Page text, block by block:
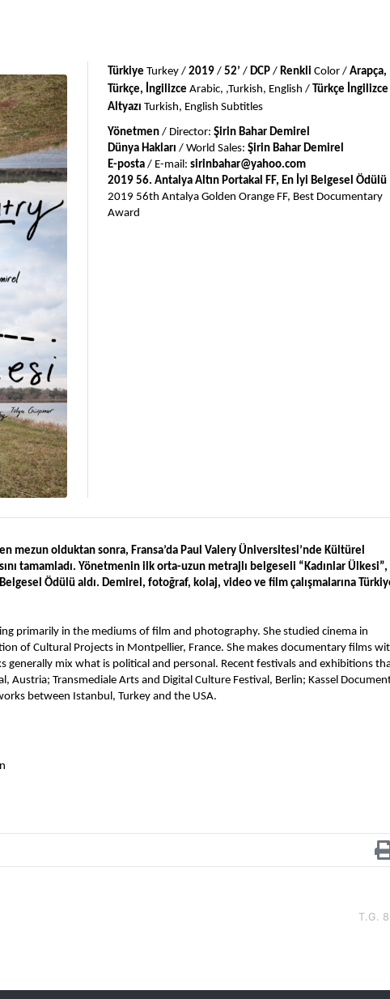
Türkiye Turkey / 2019 / 52’ / DCP / Renkli Color / Arapça,
Türkçe, İngilizce Arabic, ,Turkish, English / Türkçe İngilizce
Altyazı Turkish, English Subtitles
Yönetmen / Director: Şirin Bahar Demirel
Dünya Hakları / World Sales: Şirin Bahar Demirel
E-posta / E-mail: sirinbahar@yahoo.com
2019 56. Antalya Altın Portakal FF, En İyi Belgesel Ödülü
2019 56th Antalya Golden Orange FF, Best Documentary
Award
mezun olduktan sonra, Fransa’da Paul Valery Üniversitesi’nde Kültürel
tamamladı. Yönetmenin ilk orta-uzun metrajlı belgeseli “Kadınlar Ülkesi”,
Ödülü aldı. Demirel, fotoğraf, kolaj, video ve film çalışmalarına
primarily in the mediums of film and photography. She studied cinema in
of Cultural Projects in Montpellier, France. She makes documentary films
generally mix what is political and personal. Recent festivals and exhibitions
Austria; Transmediale Arts and Digital Culture Festival, Berlin; Kassel
between Istanbul, Turkey and the USA.
T.G.